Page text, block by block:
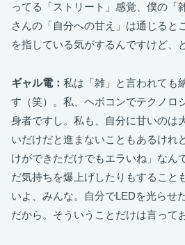
ってる「ストリート」感覚、僕の「
さんの「自分への甘え」は通じると
を指している気がするんですけど、
ギャル電： 私は「雑」と言われても
す（笑）。私、ヘボコンでテクノロ
身者ですし。私も、自分に甘いのは
いだけだと進まないこともあるけれ
けができただけでもエラいね」なん
だ気持ちを爆上げしたりもすること
いよ、みんな。自分でLEDを光らせ
だから。そういうことだけは言って